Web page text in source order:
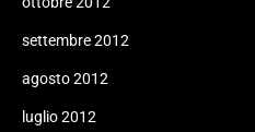
settembre 2012
agosto 2012
luglio 2012